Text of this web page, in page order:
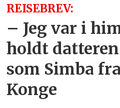
REISEBREV:
– Jeg var i
holdt
som Simba
Konge